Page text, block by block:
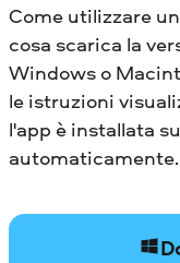
Come utilizzare
cosa scarica la
Windows o
le istruzioni
l'app è installata
automaticamente.